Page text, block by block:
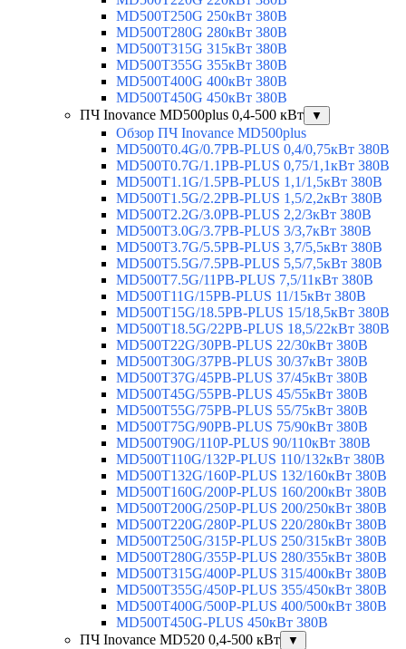
MD500T250G 250кВт 380В
MD500T280G 280кВт 380В
MD500T315G 315кВт 380В
MD500T355G 355кВт 380В
MD500T400G 400кВт 380В
MD500T450G 450кВт 380В
ПЧ Inovance MD500plus 0,4-500 кВт
▼
Обзор ПЧ Inovance MD500plus
MD500T0.4G/0.7PB-PLUS 0,4/0,75кВт 380В
MD500T0.7G/1.1PB-PLUS 0,75/1,1кВт 380В
MD500T1.1G/1.5PB-PLUS 1,1/1,5кВт 380В
MD500T1.5G/2.2PB-PLUS 1,5/2,2кВт 380В
MD500T2.2G/3.0PB-PLUS 2,2/3кВт 380В
MD500T3.0G/3.7PB-PLUS 3/3,7кВт 380В
MD500T3.7G/5.5PB-PLUS 3,7/5,5кВт 380В
MD500T5.5G/7.5PB-PLUS 5,5/7,5кВт 380В
MD500T7.5G/11PB-PLUS 7,5/11кВт 380В
MD500T11G/15PB-PLUS 11/15кВт 380В
MD500T15G/18.5PB-PLUS 15/18,5кВт 380В
MD500T18.5G/22PB-PLUS 18,5/22кВт 380В
MD500T22G/30PB-PLUS 22/30кВт 380В
MD500T30G/37PB-PLUS 30/37кВт 380В
MD500T37G/45PB-PLUS 37/45кВт 380В
MD500T45G/55PB-PLUS 45/55кВт 380В
MD500T55G/75PB-PLUS 55/75кВт 380В
MD500T75G/90PB-PLUS 75/90кВт 380В
MD500T90G/110P-PLUS 90/110кВт 380В
MD500T110G/132P-PLUS 110/132кВт 380В
MD500T132G/160P-PLUS 132/160кВт 380В
MD500T160G/200P-PLUS 160/200кВт 380В
MD500T200G/250P-PLUS 200/250кВт 380В
MD500T220G/280P-PLUS 220/280кВт 380В
MD500T250G/315P-PLUS 250/315кВт 380В
MD500T280G/355P-PLUS 280/355кВт 380В
MD500T315G/400P-PLUS 315/400кВт 380В
MD500T355G/450P-PLUS 355/450кВт 380В
MD500T400G/500P-PLUS 400/500кВт 380В
MD500T450G-PLUS 450кВт 380В
ПЧ Inovance MD520 0,4-500 кВт
▼